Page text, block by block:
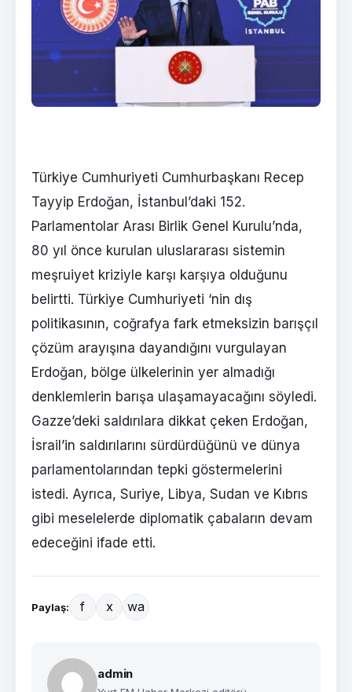
Türkiye Cumhuriyeti Cumhurbaşkanı Recep
Tayyip Erdoğan, İstanbul’daki 152.
Parlamentolar Arası Birlik Genel Kurulu’nda,
80 yıl önce kurulan uluslararası sistemin
meşruiyet kriziyle karşı karşıya olduğunu
belirtti. Türkiye Cumhuriyeti ‘nin dış
politikasının, coğrafya fark etmeksizin barışçıl
çözüm arayışına dayandığını vurgulayan
Erdoğan, bölge ülkelerinin yer almadığı
denklemlerin barışa ulaşamayacağını söyledi.
Gazze’deki saldırılara dikkat çeken Erdoğan,
İsrail’in saldırılarını sürdürdüğünü ve dünya
parlamentolarından tepki göstermelerini
istedi. Ayrıca, Suriye, Libya, Sudan ve Kıbrıs
gibi meselelerde diplomatik çabaların devam
edeceğini ifade etti.
Paylaş: f x wa
admin